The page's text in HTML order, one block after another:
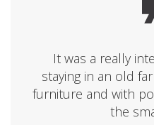
It was a really
staying in an old
furniture and with
the